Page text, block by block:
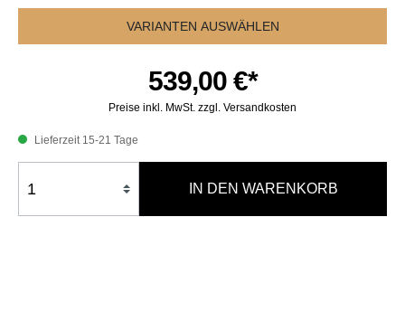
VARIANTEN AUSWÄHLEN
539,00 €*
Preise inkl. MwSt. zzgl. Versandkosten
Lieferzeit 15-21 Tage
IN DEN WARENKORB